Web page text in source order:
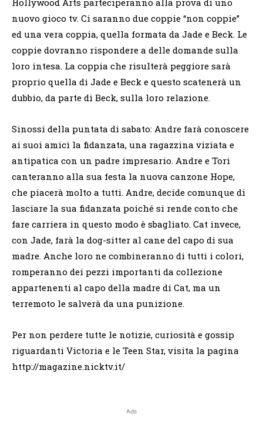
nuovo gioco tv. Ci saranno due coppie “non coppie”
ed una vera coppia, quella formata da Jade e Beck. Le
coppie dovranno rispondere a delle domande sulla
loro intesa. La coppia che risulterà peggiore sarà
proprio quella di Jade e Beck e questo scatenerà un
dubbio, da parte di Beck, sulla loro relazione.
Sinossi della puntata di sabato: Andre farà conoscere
ai suoi amici la fidanzata, una ragazzina viziata e
antipatica con un padre impresario. Andre e Tori
canteranno alla sua festa la nuova canzone Hope,
che piacerà molto a tutti. Andre, decide comunque di
lasciare la sua fidanzata poiché si rende conto che
fare carriera in questo modo è sbagliato. Cat invece,
con Jade, farà la dog-sitter al cane del capo di sua
madre. Anche loro ne combineranno di tutti i colori,
romperanno dei pezzi importanti da collezione
appartenenti al capo della madre di Cat, ma un
terremoto le salverà da una punizione.
Per non perdere tutte le notizie, curiosità e gossip
riguardanti Victoria e le Teen Star, visita la pagina
http://magazine.nicktv.it/
Ads